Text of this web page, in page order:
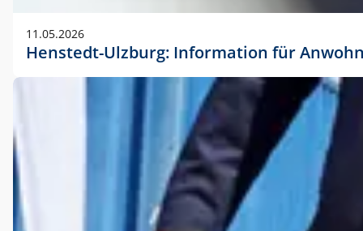
11.05.2026
Henstedt-Ulzburg: Information für